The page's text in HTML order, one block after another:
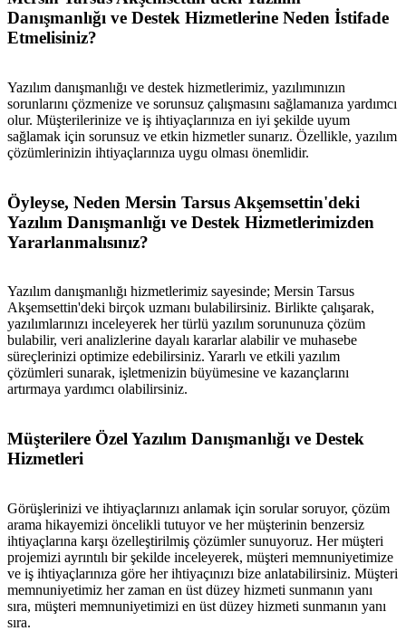
İletişim English
Danışmanlığı ve Destek Hizmetlerine Neden İstifade
Etmelisiniz?
Yazılım danışmanlığı ve destek hizmetlerimiz, yazılımınızın
sorunlarını çözmenize ve sorunsuz çalışmasını sağlamanıza yardımcı
olur. Müşterilerinize ve iş ihtiyaçlarınıza en iyi şekilde uyum
sağlamak için sorunsuz ve etkin hizmetler sunarız. Özellikle, yazılım
çözümlerinizin ihtiyaçlarınıza uygu olması önemlidir.
Öyleyse, Neden Mersin Tarsus Akşemsettin'deki
Yazılım Danışmanlığı ve Destek Hizmetlerimizden
Yararlanmalısınız?
Yazılım danışmanlığı hizmetlerimiz sayesinde; Mersin Tarsus
Akşemsettin'deki birçok uzmanı bulabilirsiniz. Birlikte çalışarak,
yazılımlarınızı inceleyerek her türlü yazılım sorununuza çözüm
bulabilir, veri analizlerine dayalı kararlar alabilir ve muhasebe
süreçlerinizi optimize edebilirsiniz. Yararlı ve etkili yazılım
çözümleri sunarak, işletmenizin büyümesine ve kazançlarını
artırmaya yardımcı olabilirsiniz.
Müşterilere Özel Yazılım Danışmanlığı ve Destek
Hizmetleri
Görüşlerinizi ve ihtiyaçlarınızı anlamak için sorular soruyor, çözüm
arama hikayemizi öncelikli tutuyor ve her müşterinin benzersiz
ihtiyaçlarına karşı özelleştirilmiş çözümler sunuyoruz. Her müşteri
projemizi ayrıntılı bir şekilde inceleyerek, müşteri memnuniyetimize
ve iş ihtiyaçlarınıza göre her ihtiyaçınızı bize anlatabilirsiniz. Müşteri
memnuniyetimiz her zaman en üst düzey hizmeti sunmanın yanı
sıra, müşteri memnuniyetimizi en üst düzey hizmeti sunmanın yanı
sıra.